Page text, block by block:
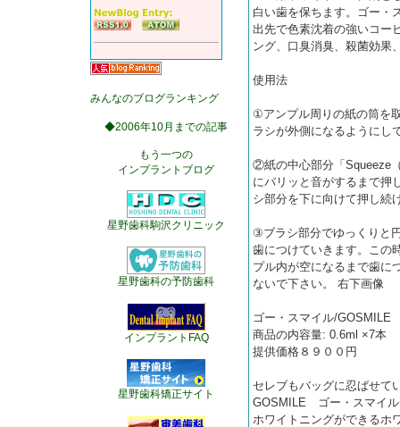
みんなのブログランキング
◆2006年10月までの記事
もう一つの
インプラントブログ
星野歯科駒沢クリニック
星野歯科の予防歯科
インプラントFAQ
星野歯科矯正サイト
白い歯を保ちます。ゴー
出先で色素沈着の強いコー
ング、口臭消臭、殺菌効果
使用法
①アンプル周りの紙の筒を
ラシが外側になるようにし
②紙の中心部分「Squeeze
にバリッと音がするまで押
シ部分を下に向けて押し続
③ブラシ部分でゆっくりと
歯につけていきます。この
プル内が空になるまで歯に
ないで下さい。 右下画像
ゴー・スマイル/
商品の内容量: 0.6ml ×7本
提供価格８９００円
セレブもバッグに忍ばせ
GOSMILE ゴー・スマイル
ホワイトニングができるホ